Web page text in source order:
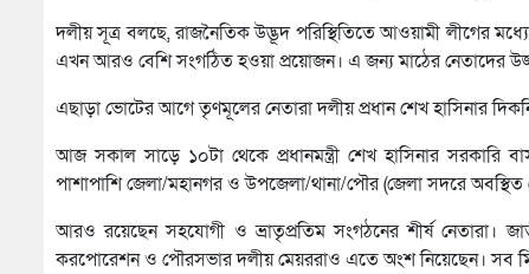
দলীয় সূত্র বলছে, রাজনৈতিক উদ্ভূদ পরিস্থিতিতে আওয়ামী লীগের
এখন আরও বেশি সংগঠিত হওয়া প্রয়োজন। এ জন্য মাঠের নেতাদের
এছাড়া ভোটের আগে তৃণমূলের নেতারা দলীয় প্রধান শেখ হাসিনার
আজ সকাল সাড়ে ১০টা থেকে প্রধানমন্ত্রী শেখ হাসিনার সরকারি
পাশাপাশি জেলা/মহানগর ও উপজেলা/থানা/পৌর (জেলা সদরে
আরও রয়েছেন সহযোগী ও ভ্রাতৃপ্রতিম সংগঠনের শীর্ষ নেতারা।
করপোরেশন ও পৌরসভার দলীয় মেয়ররাও এতে অংশ নিয়েছেন। সব